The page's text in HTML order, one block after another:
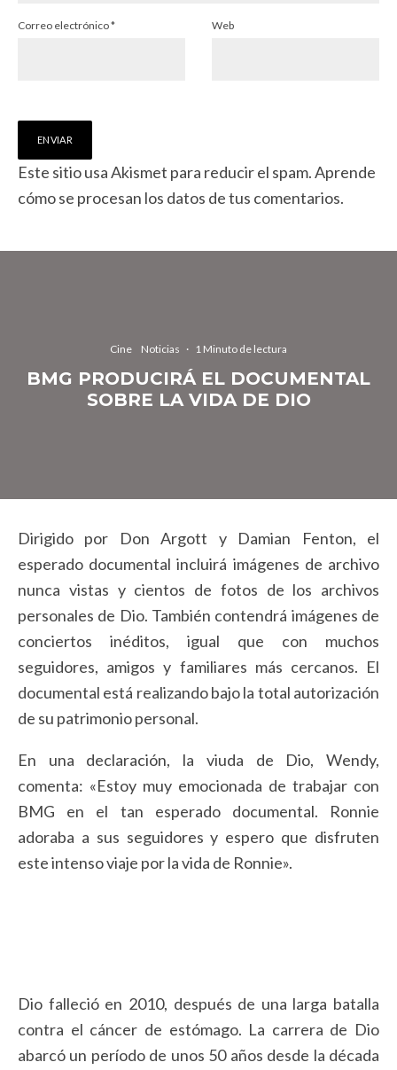
Correo electrónico* Web
Este sitio usa Akismet para reducir el spam.Aprende
cómo se procesan los datos de tus comentarios.
Cine Noticias · 1 Minuto de lectura
BMG PRODUCIRÁ EL DOCUMENTAL
SOBRE LA VIDA DE DIO
Dirigido por Don Argott y Damian Fenton, el
esperado documental incluirá imágenes de archivo
nunca vistas y cientos de fotos de los archivos
personales de Dio. También contendrá imágenes de
conciertos inéditos, igual que con muchos
seguidores, amigos y familiares más cercanos. El
documental está realizando bajo la total autorización
de su patrimonio personal.
En una declaración, la viuda de Dio, Wendy,
comenta: «Estoy muy emocionada de trabajar con
BMG en el tan esperado documental. Ronnie
adoraba a sus seguidores y espero que disfruten
este intenso viaje por la vida de Ronnie».
Dio falleció en 2010, después de una larga batalla
contra el cáncer de estómago. La carrera de Dio
abarcó un período de unos 50 años desde la década